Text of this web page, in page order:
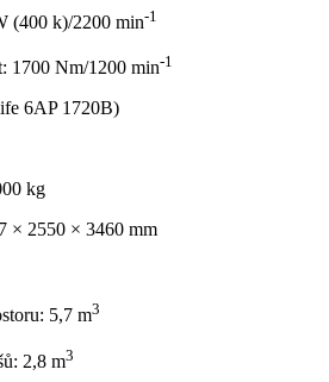
(400 k)/2200 min-1
1700 Nm/1200 min-1
6AP 1720B)
kg
× 2550 × 3460 mm
5,7 m3
2,8 m3